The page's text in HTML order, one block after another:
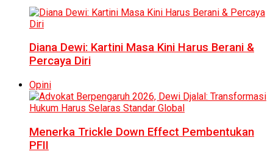
Diana Dewi: Kartini Masa Kini Harus Berani &
Percaya Diri
Opini
Menerka Trickle Down Effect Pembentukan
PFII